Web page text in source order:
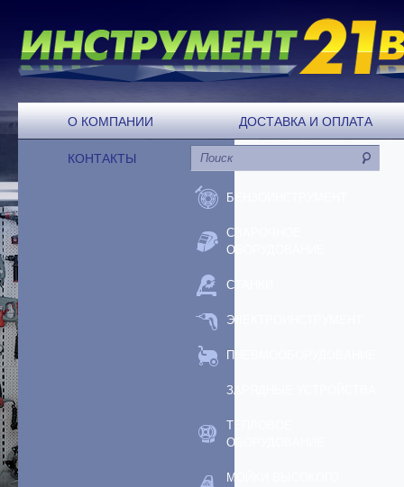
О КОМПАНИИ ДОСТАВКА И ОПЛАТА
КОНТАКТЫ
БЕНЗОИНСТРУМЕНТ
СВАРОЧНОЕ
ОБОРУДОВАНИЕ
СТАНКИ
ЭЛЕКТРОИНСТРУМЕНТ
ПНЕВМООБОРУДОВАНИЕ
ЗАРЯДНЫЕ УСТРОЙСТВА
ТЕПЛОВОЕ
ОБОРУДОВАНИЕ
МОЙКИ ВЫСОКОГО